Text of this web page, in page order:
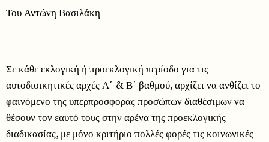
Του Αντώνη Βασιλάκη
Σε κάθε εκλογική ή προεκλογική περίοδο για τις
αυτοδιοικητικές αρχές Α΄ & Β΄ βαθμού, αρχίζει να ανθίζει το
φαινόμενο της υπερπροσφοράς προσώπων διαθέσιμων να
θέσουν τον εαυτό τους στην αρένα της προεκλογικής
διαδικασίας, με μόνο κριτήριο πολλές φορές τις κοινωνικές